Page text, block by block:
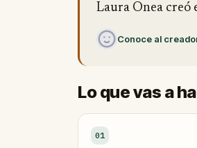
Laura Onea creó
Conoce al
Lo que vas a
01